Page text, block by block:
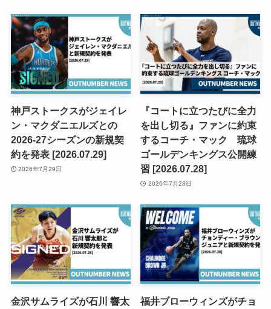
神戸ストークスがジェイレ
ン・マクダニエルズとの
2026-27シーズンの新規契
約を発表 [2026.07.29]
2026年7月29日
『コートに立つたびに全力
を出し切る』ファンに約束
するコーチ・マック 琉球
ゴールデンキングス公開練
習 [2026.07.28]
2026年7月28日
金沢サムライズが石川 響太
福井ブローウィンズがチョ